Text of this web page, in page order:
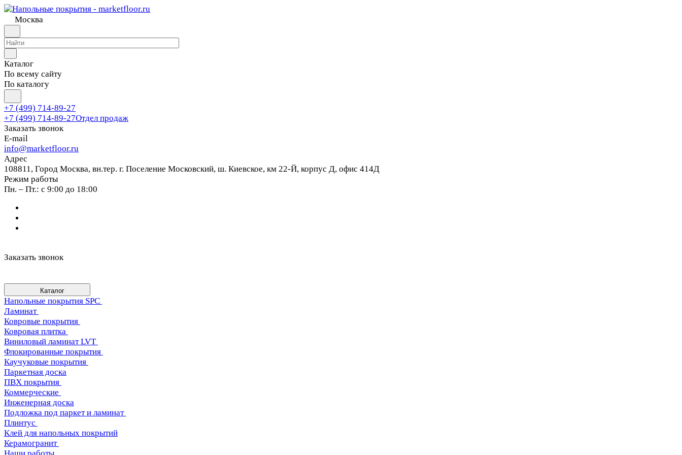
Москва
Каталог
По всему сайту
По каталогу
+7 (499) 714-89-27
+7 (499) 714-89-27Отдел продаж
Заказать звонок
E-mail
info@marketfloor.ru
Адрес
108811, Город Москва, вн.тер. г. Поселение Московский, ш. Киевское, км 22-Й, корпус Д, офис 414Д
Режим работы
Пн. – Пт.: с 9:00 до 18:00
Заказать звонок
Каталог
Напольные покрытия SPC
Ламинат
Ковровые покрытия
Ковровая плитка
Виниловый ламинат LVT
Флокированные покрытия
Каучуковые покрытия
Паркетная доска
ПВХ покрытия
Коммерческие
Инженерная доска
Подложка под паркет и ламинат
Плинтус
Клей для напольных покрытий
Керамогранит